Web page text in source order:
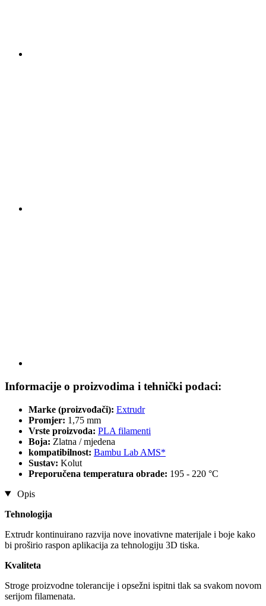
Informacije o proizvodima i tehnički podaci:
Marke (proizvođači): Extrudr
Promjer: 1,75 mm
Vrste proizvoda: PLA filamenti
Boja: Zlatna / mjedena
kompatibilnost: Bambu Lab AMS*
Sustav: Kolut
Preporučena temperatura obrade: 195 - 220 °C
Opis
Tehnologija
Extrudr kontinuirano razvija nove inovativne materijale i boje kako
bi proširio raspon aplikacija za tehnologiju 3D tiska.
Kvaliteta
Stroge proizvodne tolerancije i opsežni ispitni tlak sa svakom novom
serijom filamenata.